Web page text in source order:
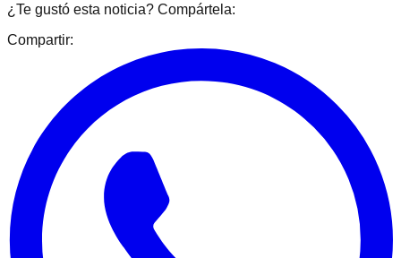
¿Te gustó esta noticia? Compártela:
Compartir: